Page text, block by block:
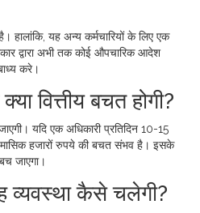
हालांकि, यह अन्य कर्मचारियों के लिए एक
द्वारा अभी तक कोई औपचारिक आदेश
करे।
वित्तीय बचत होगी?
यदि एक अधिकारी प्रतिदिन 10-15
मासिक हजारों रुपये की बचत संभव है। इसके
जाएगा।
व्यवस्था कैसे चलेगी?